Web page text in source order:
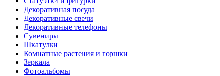
Декоративная посуда
Декоративные свечи
Декоративные телефоны
Сувениры
Шкатулки
Комнатные растения и горшки
Зеркала
Фотоальбомы